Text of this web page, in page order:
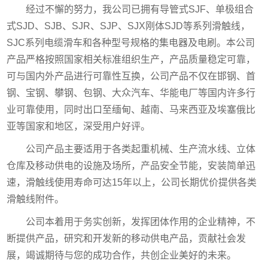
经过不懈的努力，我公司已拥有导管式SJF、单极组合
式SJD、SJB、SJR、SJP、SJX刚体SJD等系列滑触线，
SJC系列电缆滑车和各种型号规格的集电器及电刷。本公司
产品严格按照国家相关标准组织生产，产品质量稳定可靠，
可与国内外产品进行可靠性互换，公司产品不仅在邯钢、首
钢、宝钢、攀钢、包钢、大众汽车、华能电厂等国内许多行
业可靠使用，同时出口至缅甸、越南、马来西亚及埃塞俄比
亚等国家和地区，深受用户好评。
公司产品主要适用于各类起重机械、生产流水线、立体
仓库及移动供电的设施及场所，产品安全节能，安装简单迅
速，滑触线使用寿命可达15年以上，公司长期优价提供各类
滑触线附件。
公司本着用于务实创新，发挥团体作用的企业精神，不
断提供产品，研究和开发新的移动供电产品，贡献社会发
展，竭诚期待与您的成功合作，共创企业美好的未来。